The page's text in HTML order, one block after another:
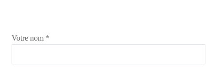
Votre nom *